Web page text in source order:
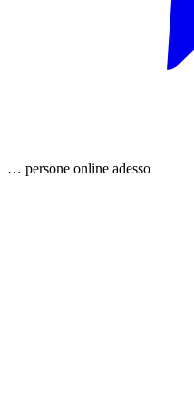
… persone online adesso